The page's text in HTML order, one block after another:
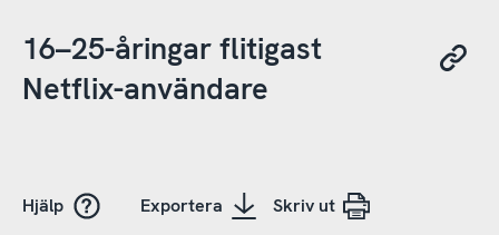
16–25-åringar flitigast
Netflix-användare
Hjälp Exportera Skriv ut